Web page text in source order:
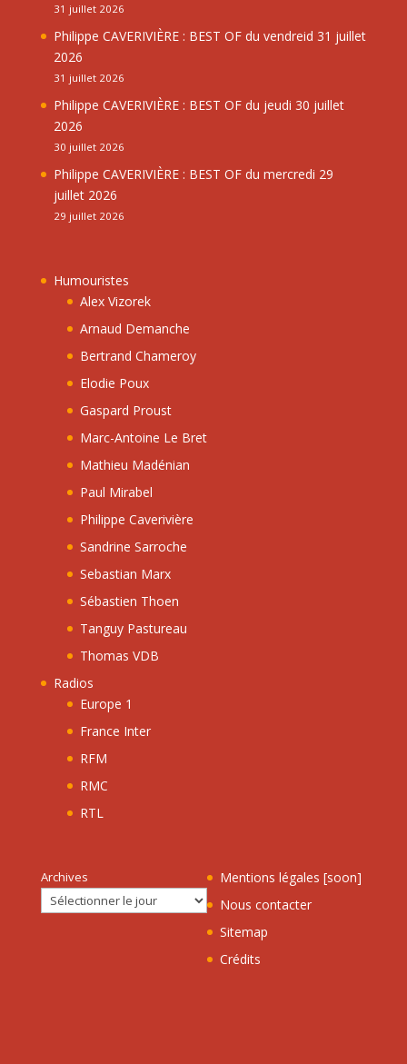
31 juillet 2026
Philippe CAVERIVIÈRE : BEST OF du vendreid 31 juillet
2026
31 juillet 2026
Philippe CAVERIVIÈRE : BEST OF du jeudi 30 juillet
2026
30 juillet 2026
Philippe CAVERIVIÈRE : BEST OF du mercredi 29
juillet 2026
29 juillet 2026
Humouristes
Alex Vizorek
Arnaud Demanche
Bertrand Chameroy
Elodie Poux
Gaspard Proust
Marc-Antoine Le Bret
Mathieu Madénian
Paul Mirabel
Philippe Caverivière
Sandrine Sarroche
Sebastian Marx
Sébastien Thoen
Tanguy Pastureau
Thomas VDB
Radios
Europe 1
France Inter
RFM
RMC
RTL
Archives
Mentions légales [soon]
Nous contacter
Sitemap
Crédits